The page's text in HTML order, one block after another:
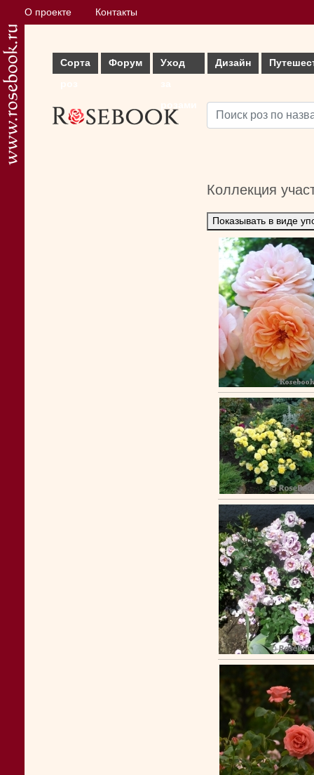
О проекте Контакты
Сорта
Форум
Уход
Дизайн
Коллекция
Показывать в виде